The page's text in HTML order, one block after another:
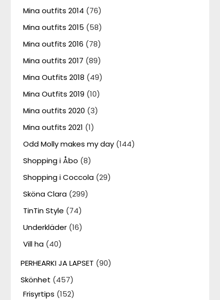
Mina outfits 2014 (76)
Mina outfits 2015 (58)
Mina outfits 2016 (78)
Mina outfits 2017 (89)
Mina Outfits 2018 (49)
Mina Outfits 2019 (10)
Mina outfits 2020 (3)
Mina outfits 2021 (1)
Odd Molly makes my day (144)
Shopping i Åbo (8)
Shopping i Coccola (29)
Sköna Clara (299)
TinTin Style (74)
Underkläder (16)
Vill ha (40)
PERHEARKI JA LAPSET (90)
Skönhet (457)
Frisyrtips (152)